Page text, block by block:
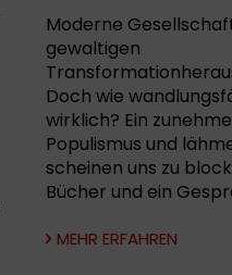
Moderne
gewaltigen
Doch wie
wirklich? Ein
Populismus und
scheinen uns zu
Bücher und ein
MEHR ERFAHREN